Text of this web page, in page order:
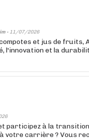
- 11/07/2026
et jus de fruits,
l'innovation et la
et participez à la transition
votre carrière ? Vous